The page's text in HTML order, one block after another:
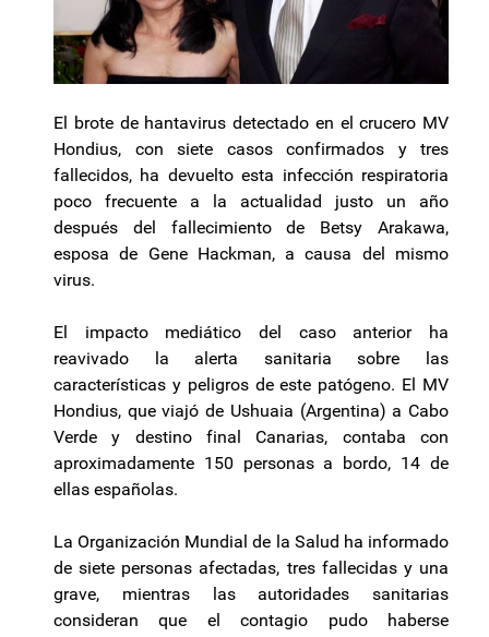
El brote de hantavirus detectado en el crucero MV
Hondius, con siete casos confirmados y tres
fallecidos, ha devuelto esta infección respiratoria
poco frecuente a la actualidad justo un año
después del fallecimiento de Betsy Arakawa,
esposa de Gene Hackman, a causa del mismo
virus.
El impacto mediático del caso anterior ha
reavivado la alerta sanitaria sobre las
características y peligros de este patógeno. El MV
Hondius, que viajó de Ushuaia (Argentina) a Cabo
Verde y destino final Canarias, contaba con
aproximadamente 150 personas a bordo, 14 de
ellas españolas.
La Organización Mundial de la Salud ha informado
de siete personas afectadas, tres fallecidas y una
grave, mientras las autoridades sanitarias
consideran que el contagio pudo haberse